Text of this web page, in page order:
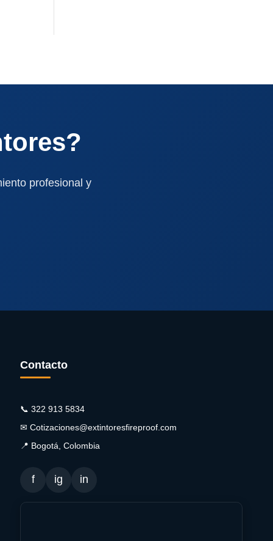
profesional y
Contacto
📞 322 913 5834
✉ Cotizaciones@extintoresfireproof.com
📍 Bogotá, Colombia
f ig in